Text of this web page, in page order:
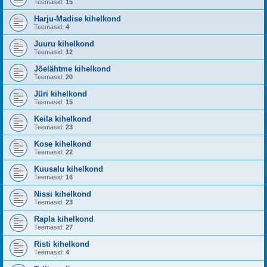
Teemasid: 15
Harju-Madise kihelkond
Teemasid: 4
Juuru kihelkond
Teemasid: 12
Jõelähtme kihelkond
Teemasid: 20
Jüri kihelkond
Teemasid: 15
Keila kihelkond
Teemasid: 23
Kose kihelkond
Teemasid: 22
Kuusalu kihelkond
Teemasid: 16
Nissi kihelkond
Teemasid: 23
Rapla kihelkond
Teemasid: 27
Risti kihelkond
Teemasid: 4